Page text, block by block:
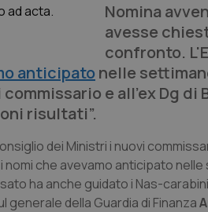
Nomina
avesse
confronto.
anticipato nelle
e all’ex Dg
risultati”.
dei Ministri i nuovi
nomi che avevamo anticipato
ha anche guidato i Nas-
generale della Guardia di Finanza